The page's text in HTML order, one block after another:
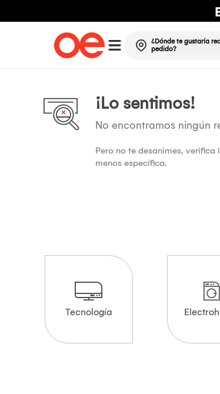
¿Dónde te gustaría
pedido?
¡Lo sentimos!
No encontramos ningún
Pero no te desanimes,
menos específica.
Tecnología